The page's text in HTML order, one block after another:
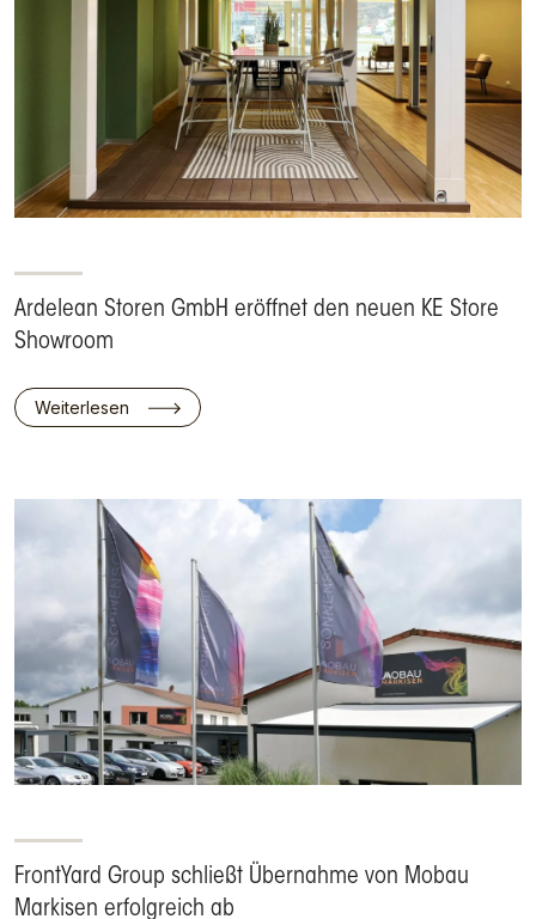
Ardelean Storen GmbH eröffnet den neuen KE Store
Showroom
Weiterlesen
FrontYard Group schließt Übernahme von Mobau
Markisen erfolgreich ab